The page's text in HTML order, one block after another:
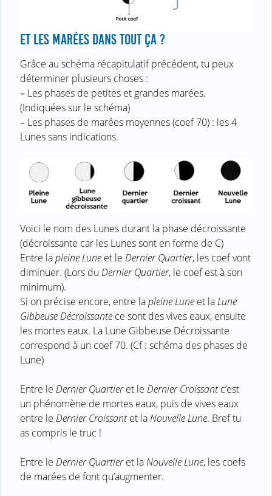
ET LES MARÉES DANS TOUT ÇA ?
Grâce au schéma récapitulatif précédent, tu peux
déterminer plusieurs choses :
– Les phases de petites et grandes marées.
(Indiquées sur le schéma)
– Les phases de marées moyennes (coef 70) : les 4
Lunes sans indications.
Voici le nom des Lunes durant la phase décroissante
(décroissante car les Lunes sont en forme de C)
Entre lapleine Lune et le Dernier Quartier, les coef vont
diminuer. (Lors du Dernier Quartier, le coef est à son
minimum).
Si on précise encore, entre lapleine Lune et laLune
Gibbeuse Décroissante ce sont des vives eaux, ensuite
les mortes eaux. La Lune Gibbeuse Décroissante
correspond à un coef 70. (Cf : schéma des phases de
Lune)
Entre le Dernier Quartieret le Dernier Croissantc’est
un phénomène de mortes eaux, puis de vives eaux
entre le Dernier Croissantet laNouvelle Lune. Bref tu
as compris le truc !
Entre le Dernier Quartieret laNouvelle Lune, les coefs
de marées de font qu’augmenter.